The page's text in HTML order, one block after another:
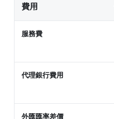
費用
服務費
代理銀行費用
外匯匯率差價